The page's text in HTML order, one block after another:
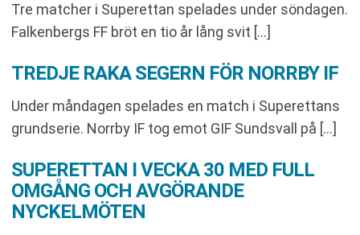
Tre matcher i Superettan spelades under söndagen.
Falkenbergs FF bröt en tio år lång svit […]
TREDJE RAKA SEGERN FÖR NORRBY IF
Under måndagen spelades en match i Superettans
grundserie. Norrby IF tog emot GIF Sundsvall på […]
SUPERETTAN I VECKA 30 MED FULL
OMGÅNG OCH AVGÖRANDE
NYCKELMÖTEN